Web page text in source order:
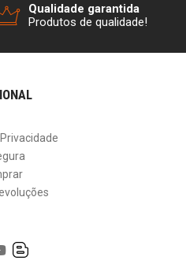
Qualidade garantida
Produtos de qualidade!